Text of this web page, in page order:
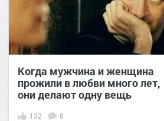
Когда мужчина и женщина
прожили в любви много лет,
они делают одну вещь
132 8